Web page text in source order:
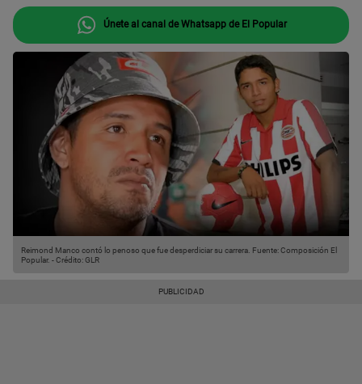
Únete al canal de Whatsapp de El Popular
Reimond Manco contó lo penoso que fue desperdiciar su carrera. Fuente: Composición El
Popular. -Crédito: GLR